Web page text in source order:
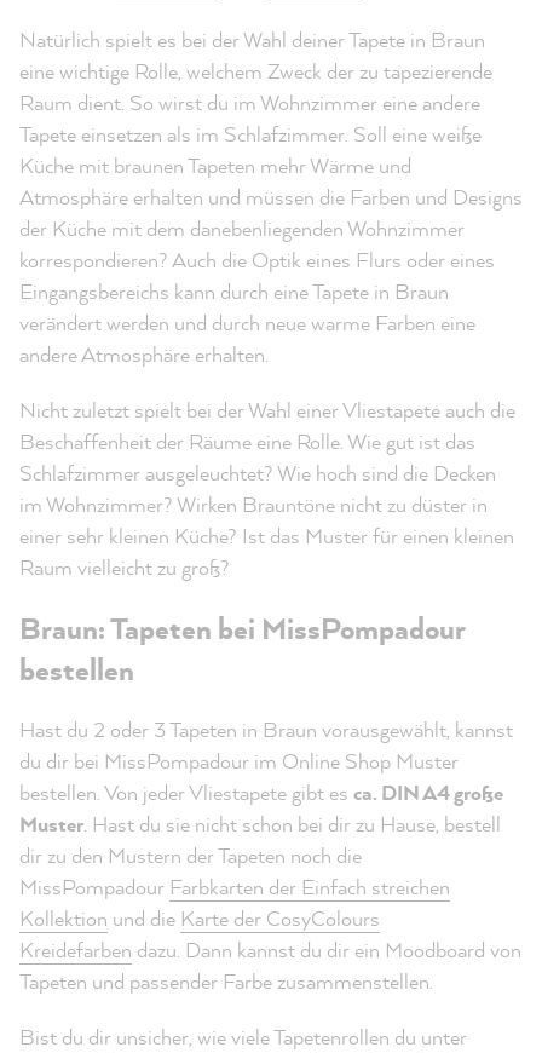
Natürlich spielt es bei der Wahl deiner Tapete in Braun
eine wichtige Rolle, welchem Zweck der zu tapezierende
Raum dient. So wirst du im Wohnzimmer eine andere
Tapete einsetzen als im Schlafzimmer. Soll eine weiße
Küche mit braunen Tapeten mehr Wärme und
Atmosphäre erhalten und müssen die Farben und Designs
der Küche mit dem danebenliegenden Wohnzimmer
korrespondieren? Auch die Optik eines Flurs oder eines
Eingangsbereichs kann durch eine Tapete in Braun
verändert werden und durch neue warme Farben eine
andere Atmosphäre erhalten.
Nicht zuletzt spielt bei der Wahl einer Vliestapete auch die
Beschaffenheit der Räume eine Rolle. Wie gut ist das
Schlafzimmer ausgeleuchtet? Wie hoch sind die Decken
im Wohnzimmer? Wirken Brauntöne nicht zu düster in
einer sehr kleinen Küche? Ist das Muster für einen kleinen
Raum vielleicht zu groß?
Braun: Tapeten bei MissPompadour
bestellen
Hast du 2 oder 3 Tapeten in Braun vorausgewählt, kannst
du dir bei MissPompadour im Online Shop Muster
bestellen. Von jeder Vliestapete gibt es ca. DIN A4 große
Muster. Hast du sie nicht schon bei dir zu Hause, bestell
dir zu den Mustern der Tapeten noch die
MissPompadour Farbkarten der Einfach streichen
Kollektion und die Karte der CosyColours
Kreidefarben dazu. Dann kannst du dir ein Moodboard von
Tapeten und passender Farbe zusammenstellen.
Bist du dir unsicher, wie viele Tapetenrollen du unter